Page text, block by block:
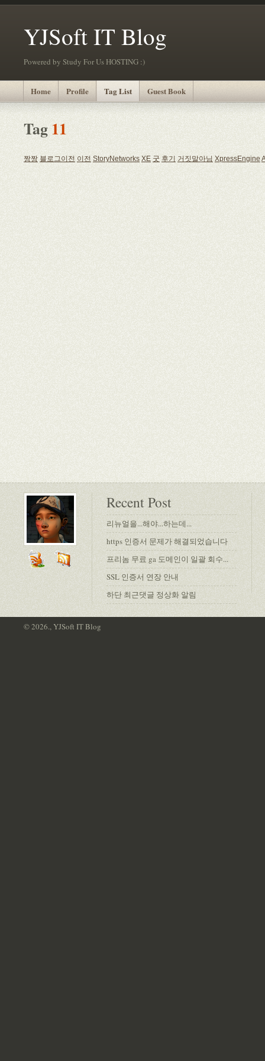
YJSoft IT Blog
Powered by Study For Us HOSTING :)
Home Profile Tag List Guest Book
Tag11
짱짱 블로그이전 이전 StoryNetworks XE 굿 후기 거짓말아님 XpressEngine
Recent Post
리뉴얼을...해야...하는데...
https 인증서 문제가 해결되었습니다
프리놈 무료 ga 도메인이 일괄 회수...
SSL 인증서 연장 안내
하단 최근댓글 정상화 알림
© 2026., YJSoft IT Blog